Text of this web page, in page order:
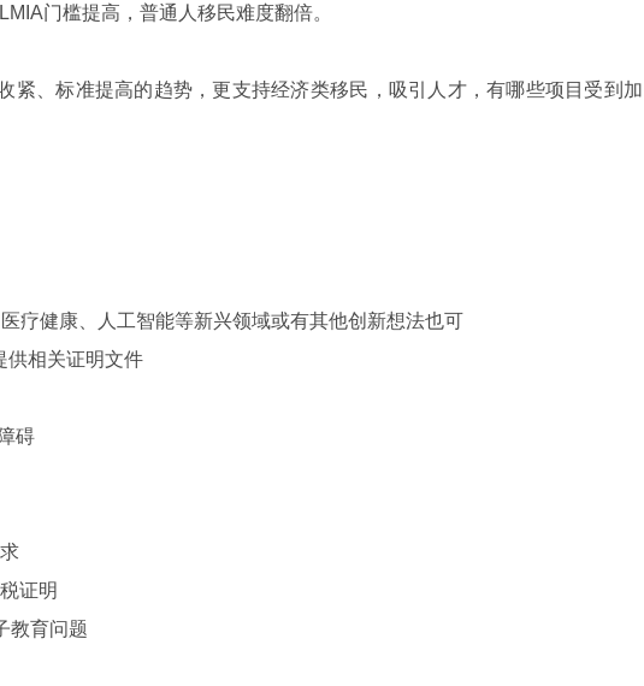
门槛提高，普通人移民难度翻倍。
紧、标准提高的趋势，更支持经济类移民，吸引人才，有哪些项目受到加
疗健康、人工智能等新兴领域或有其他创新想法也可
供相关证明文件
碍
证明
教育问题